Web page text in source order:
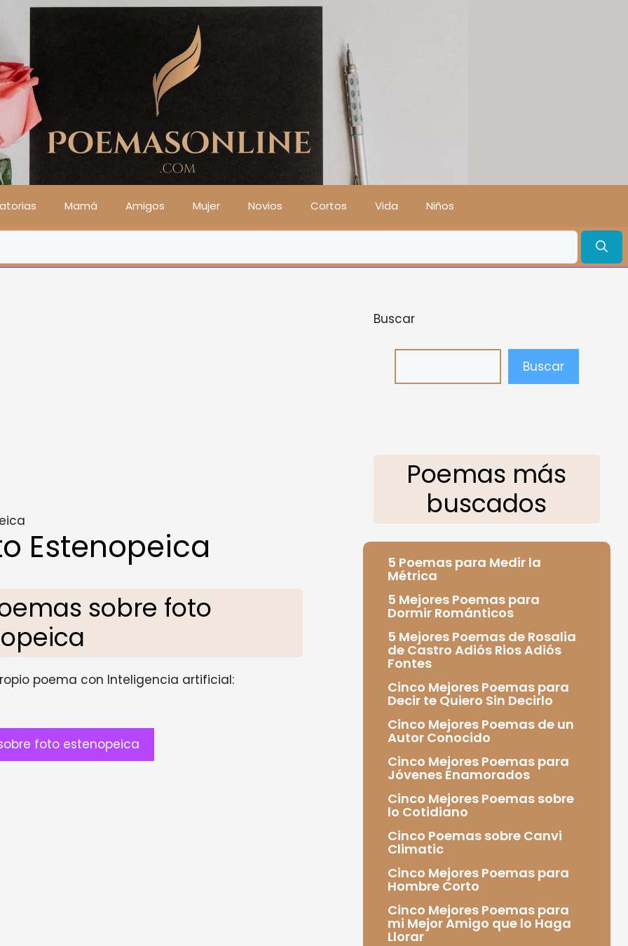
Mamá Amigos Mujer Novios Cortos Vida Niños
Estenopeica
sobre foto
poema con Inteligencia artificial:
foto estenopeica
Buscar
Buscar
Poemas más
buscados
5 Poemas para Medir la
Métrica
5 Mejores Poemas para
Dormir Románticos
5 Mejores Poemas de Rosalia
de Castro Adiós Rios Adiós
Fontes
Cinco Mejores Poemas para
Decir te Quiero Sin Decirlo
Cinco Mejores Poemas de un
Autor Conocido
Cinco Mejores Poemas para
Jóvenes Enamorados
Cinco Mejores Poemas sobre
lo Cotidiano
Cinco Poemas sobre Canvi
Climatic
Cinco Mejores Poemas para
Hombre Corto
Cinco Mejores Poemas para
mi Mejor Amigo que lo Haga
Llorar